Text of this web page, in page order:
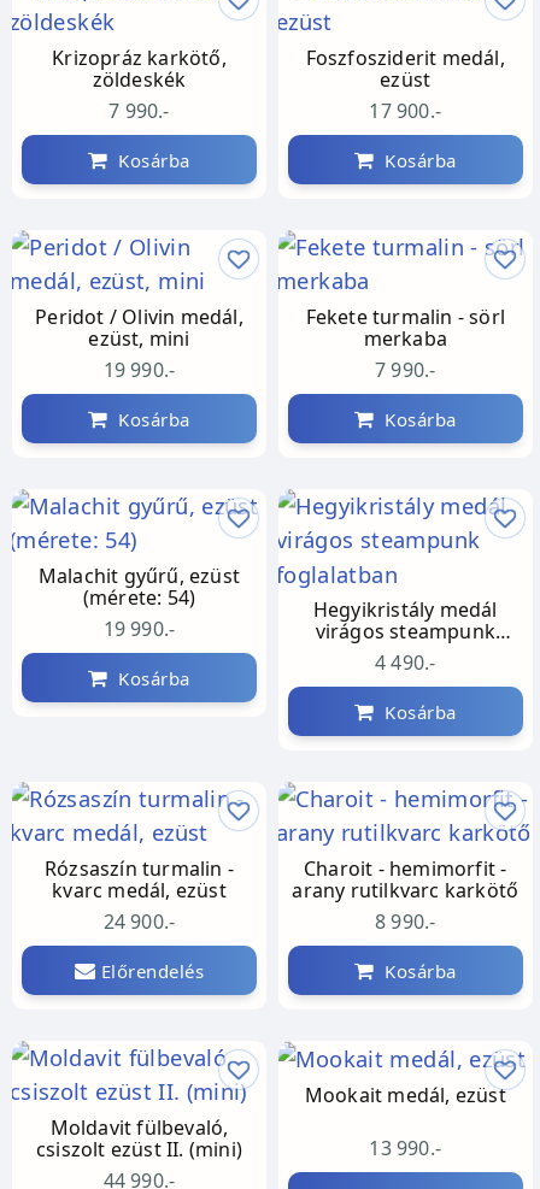
Krizopráz karkötő,
zöldeskék
7 990.-
Kosárba
Foszfosziderit medál,
ezüst
17 900.-
Kosárba
Peridot / Olivin medál,
ezüst, mini
19 990.-
Kosárba
Fekete turmalin - sörl
merkaba
7 990.-
Kosárba
Malachit gyűrű, ezüst
(mérete: 54)
19 990.-
Kosárba
Hegyikristály medál
virágos steampunk
foglalatban
4 490.-
Kosárba
Rózsaszín turmalin -
kvarc medál, ezüst
24 900.-
Előrendelés
Charoit - hemimorfit -
arany rutilkvarc karkötő
8 990.-
Kosárba
Moldavit fülbevaló,
csiszolt ezüst II. (mini)
44 990.-
Mookait medál, ezüst
13 990.-